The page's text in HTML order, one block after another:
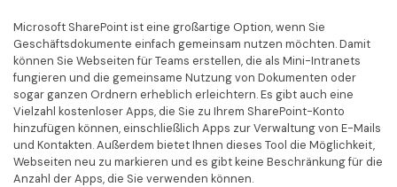
Microsoft SharePoint ist eine großartige Option, wenn Sie
Geschäftsdokumente einfach gemeinsam nutzen möchten. Damit
können Sie Webseiten für Teams erstellen, die als Mini-Intranets
fungieren und die gemeinsame Nutzung von Dokumenten oder
sogar ganzen Ordnern erheblich erleichtern. Es gibt auch eine
Vielzahl kostenloser Apps, die Sie zu Ihrem SharePoint-Konto
hinzufügen können, einschließlich Apps zur Verwaltung von E-Mails
und Kontakten. Außerdem bietet Ihnen dieses Tool die Möglichkeit,
Webseiten neu zu markieren und es gibt keine Beschränkung für die
Anzahl der Apps, die Sie verwenden können.